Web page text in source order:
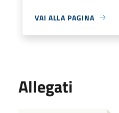
VAI ALLA PAGINA
Allegati